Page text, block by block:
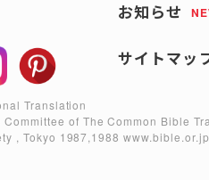
お知らせ
サイトマッ
Translation
Committee of The Common Bible
, Tokyo 1987,1988www.bible.or.jp